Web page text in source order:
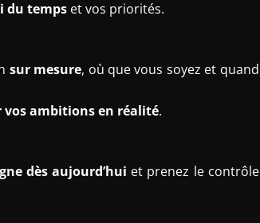
du temps et vos priorités.
sur mesure, où que vous soyez et quand
ambitions en réalité.
dès aujourd’hui et prenez le contrôle